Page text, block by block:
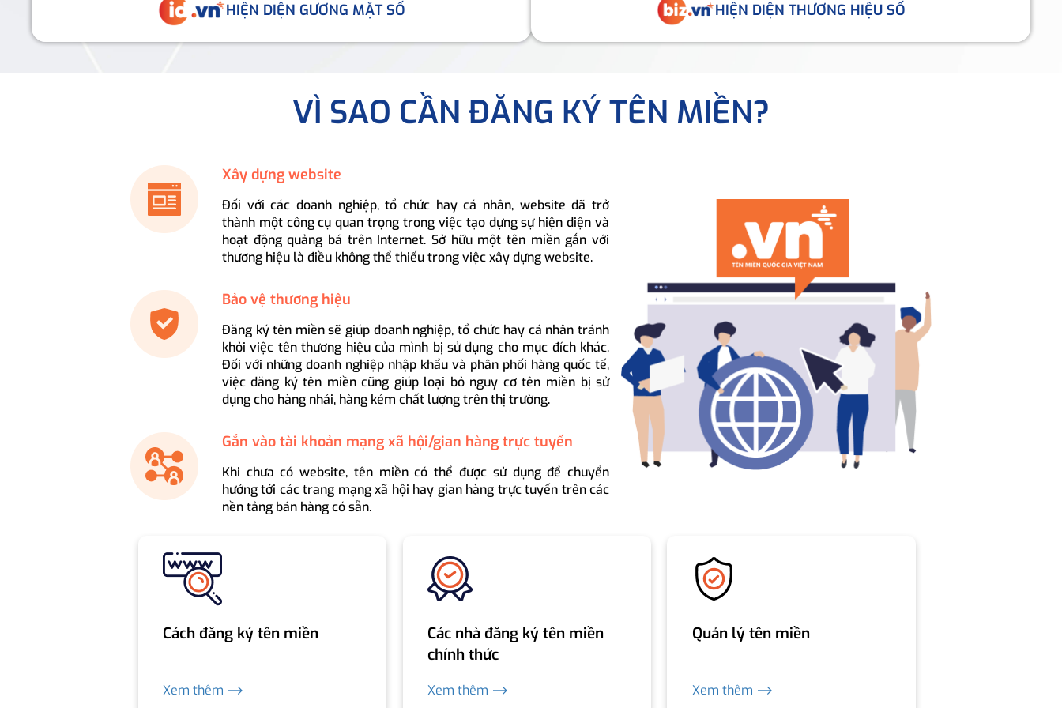
HIỆN DIỆN GƯƠNG MẶT SỐ HIỆN DIỆN THƯƠNG HIỆU SỐ
VÌ SAO CẦN ĐĂNG KÝ TÊN MIỀN?
Xây dựng website
Đối với các doanh nghiệp, tổ chức hay cá nhân, website đã trở
thành một công cụ quan trọng trong việc tạo dựng sự hiện diện và
hoạt động quảng bá trên Internet. Sở hữu một tên miền gắn với
thương hiệu là điều không thể thiếu trong việc xây dựng website.
Bảo vệ thương hiệu
Đăng ký tên miền sẽ giúp doanh nghiệp, tổ chức hay cá nhân tránh
khỏi việc tên thương hiệu của mình bị sử dụng cho mục đích khác.
Đối với những doanh nghiệp nhập khẩu và phân phối hàng quốc tế,
việc đăng ký tên miền cũng giúp loại bỏ nguy cơ tên miền bị sử
dụng cho hàng nhái, hàng kém chất lượng trên thị trường.
Gắn vào tài khoản mạng xã hội/gian hàng trực tuyến
Khi chưa có website, tên miền có thể được sử dụng để chuyển
hướng tới các trang mạng xã hội hay gian hàng trực tuyến trên các
nền tảng bán hàng có sẵn.
Cách đăng ký tên miền
Xem thêm ⟶
Các nhà đăng ký tên miền
chính thức
Xem thêm ⟶
Quản lý tên miền
Xem thêm ⟶